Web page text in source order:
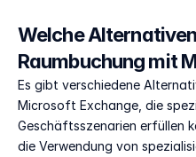
Welche
Raumbuchung mit
Es gibt verschiedene
Microsoft Exchange, die
Geschäftsszenarien erfüllen
die Verwendung von